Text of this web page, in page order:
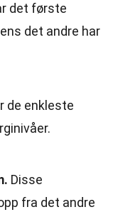
det første
det andre har
de enkleste
Disse
fra det andre